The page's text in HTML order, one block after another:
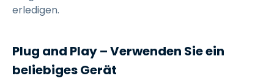
erledigen.
Plug and Play – Verwenden Sie ein
beliebiges Gerät